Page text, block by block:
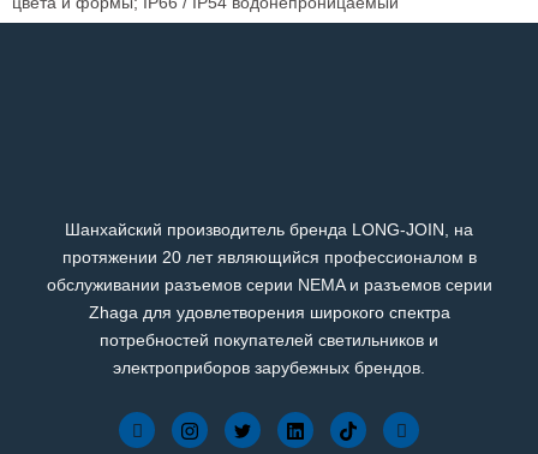
Шанхайский производитель бренда LONG-JOIN, на
протяжении 20 лет являющийся профессионалом в
обслуживании разъемов серии NEMA и разъемов серии
Zhaga для удовлетворения широкого спектра
потребностей покупателей светильников и
электроприборов зарубежных брендов.